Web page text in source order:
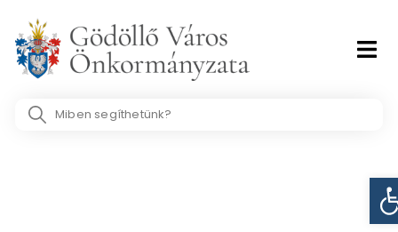
content
Search